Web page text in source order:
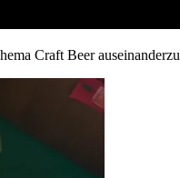
Craft Beer